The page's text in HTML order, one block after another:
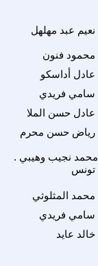
نعيم عبد مهلهل
محمود فنون
عادل أداسكو
سامي فريدي
عادل حسن الملا
رياض حسن محرم
محمد نجيب وهيبي .
تونس
محمد المثلوثي
سامي فريدي
خالد عايد